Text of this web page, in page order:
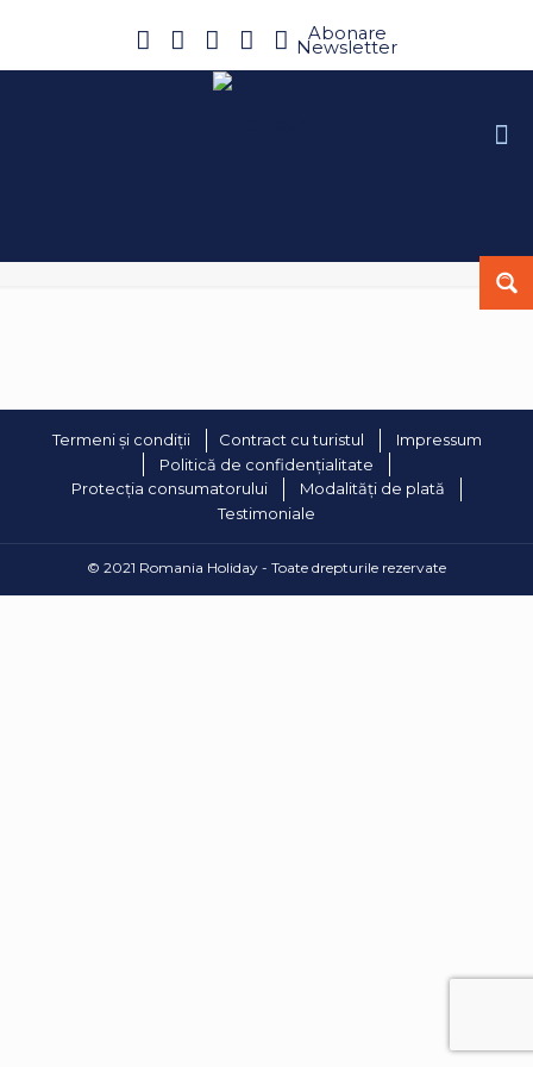
Abonare
Newsletter
Termeni și condiții Contract cu turistul
Impressum
Politică de confidențialitate
Protecția consumatorului
Modalități de plată
Testimoniale
© 2021 Romania Holiday - Toate drepturile rezervate